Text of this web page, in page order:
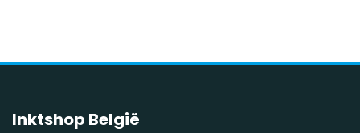
Inktshop België